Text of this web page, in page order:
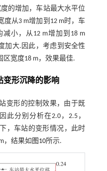
的增加，车站最大水平位
从3 m增加到12 m时，车
小，从12 m增加到18 m
加大.因此，考虑到安全性
宽度18 m，效果最佳.
变形沉降的影响
变形的控制效果，由于既
此分别分析在2.0，2.5，
，车站的变形情况，此时
，结果如 图10所示.